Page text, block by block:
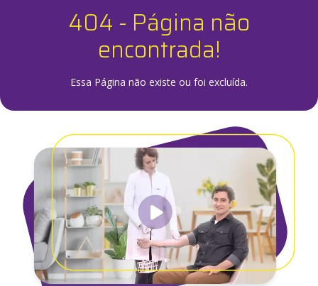
404 - Página não
encontrada!
Essa Página não existe ou foi excluída.